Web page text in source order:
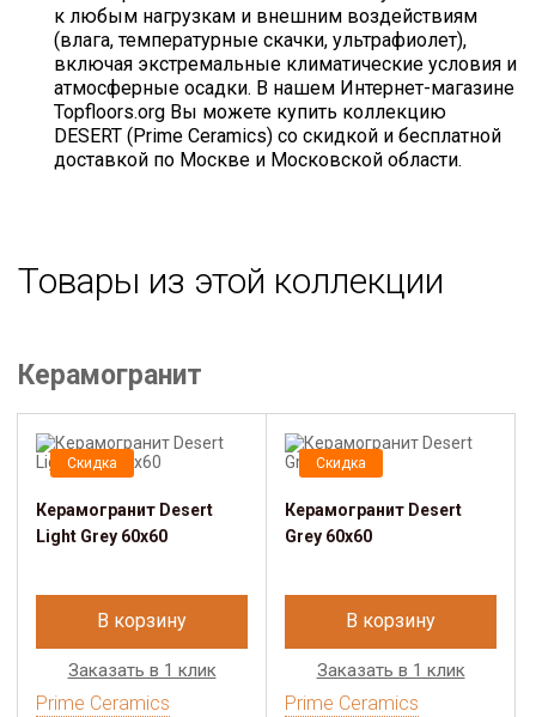
к любым нагрузкам и внешним воздействиям
(влага, температурные скачки, ультрафиолет),
включая экстремальные климатические условия и
атмосферные осадки. В нашем Интернет-магазине
Topfloors.org Вы можете купить коллекцию
DESERT (Prime Ceramics) со скидкой и бесплатной
доставкой по Москве и Московской области.
Товары из этой коллекции
Керамогранит
Скидка
Керамогранит Desert
Light Grey 60x60
В корзину
Заказать в 1 клик
Prime Ceramics
Скидка
Керамогранит Desert
Grey 60x60
В корзину
Заказать в 1 клик
Prime Ceramics